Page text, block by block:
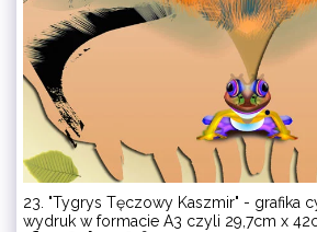
23. "Tygrys Tęczowy Kaszmir" - grafika
wydruk w formacie A3 czyli 29,7cm x